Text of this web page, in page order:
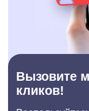
Вызовите
кликов!